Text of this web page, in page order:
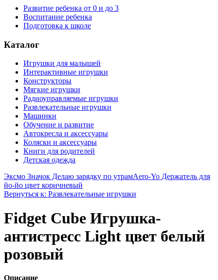
Развитие ребенка от 0 и до 3
Воспитание ребенка
Подготовка к школе
Каталог
Игрушки для малышей
Интерактивные игрушки
Конструкторы
Мягкие игрушки
Радиоуправляемые игрушки
Развлекательные игрушки
Машинки
Обучение и развитие
Автокресла и аксессуары
Коляски и аксессуары
Книги для родителей
Детская одежда
Эксмо Значок Делаю зарядку по утрамAero-Yo Держатель для
йо-йо цвет коричневый
Вернуться к: Развлекательные игрушки
Fidget Cube Игрушка-
антистресс Light цвет белый
розовый
Описание